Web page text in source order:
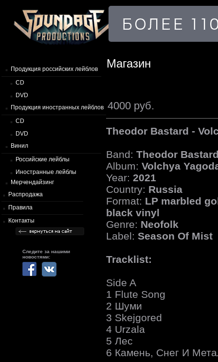
Продукция российских лейблов
CD
DVD
Продукция иностранных лейблов
CD
DVD
Винил
Российские лейблы
Иностранные лейблы
Мерчендайзинг
Распродажа
Правила
Контакты
Следите за нашими
новостями:
Магазин
4000 руб.
Theodor Bastard -
Band: Theodor
Album: Volchya
Year: 2021
Country: Russia
Format: LP marbled
black vinyl
Genre: Neofolk
Label: Season Of Mist
Tracklist:
Side A
1 Flute Song
2 Шуми
3 Skejgored
4 Urzala
5 Лес
6 Камень, Снег И